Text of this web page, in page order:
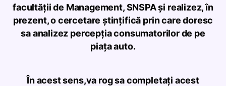
facultății de Management, SNSPA și realizez, în
prezent, o cercetare ştinţifică prin care doresc
sa analizez percepția consumatorilor de pe
piața auto.
În acest sens,va rog sa completați acest